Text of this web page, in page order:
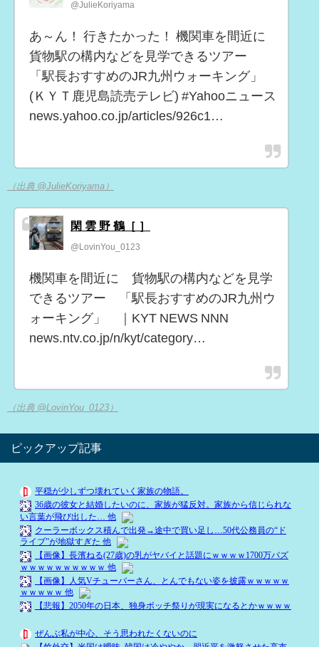
@JulieKoriyama
あ～ん！ 行きたかった！ 機関車を間近に
貨物駅の構内などを見学できるツアー
「駅長おすすめのJR九州ウォーキング」
(ＫＹＴ鹿児島読売テレビ) #Yahooニュース
news.yahoo.co.jp/articles/926c1…
（出典 @JulieKoriyama）
閑 雲 野 鶴［ ］
@LovinYou_0123
機関車を間近に 貨物駅の構内などを見学
できるツアー 「駅長おすすめのJR九州ウ
ォーキング」 ｜KYT NEWS NNN
news.ntv.co.jp/n/kyt/category…
（出典 @LovinYou_0123）
ピックアップ記事